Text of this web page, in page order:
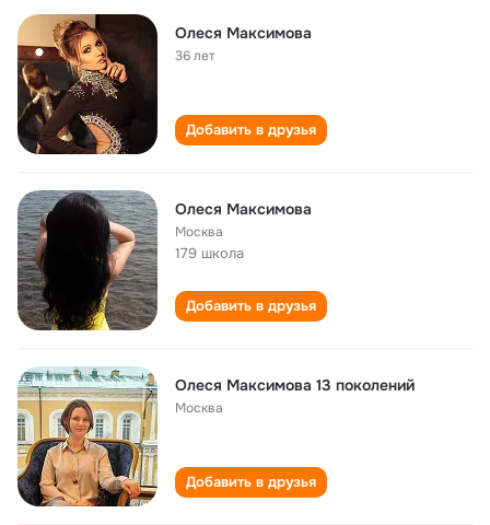
Олеся Максимова
36 лет
Добавить в друзья
Олеся Максимова
Москва
179 школа
Добавить в друзья
Олеся Максимова 13 поколений
Москва
Добавить в друзья